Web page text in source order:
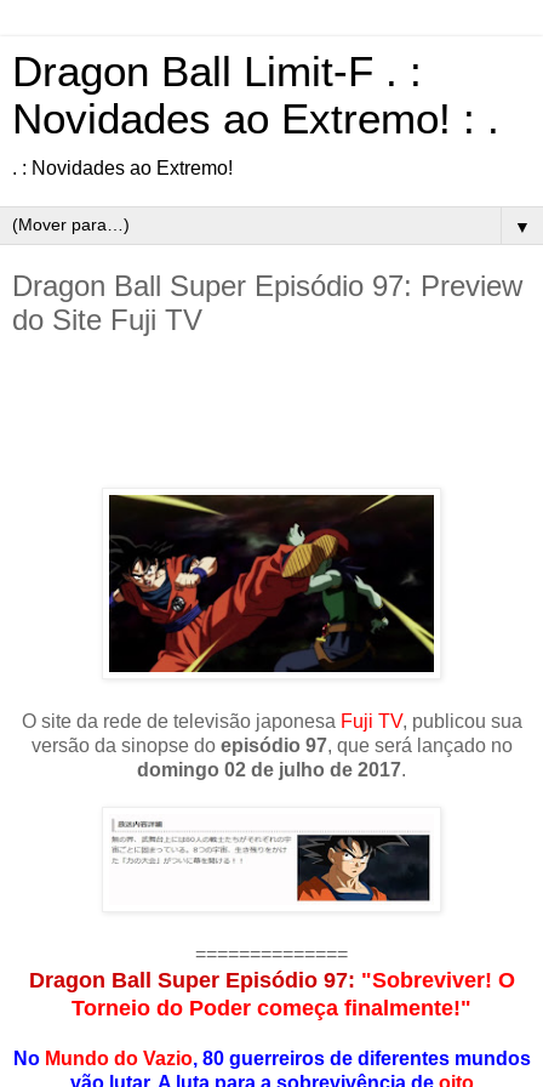
Dragon Ball Limit-F . :
Novidades ao Extremo! : .
. : Novidades ao Extremo!
▼
Dragon Ball Super Episódio 97: Preview
do Site Fuji TV
O site da rede de televisão japonesa Fuji TV, publicou sua
versão da sinopse do episódio 97, que será lançado no
domingo 02 de julho de 2017.
==============
Dragon Ball Super Episódio 97: "Sobreviver! O
Torneio do Poder começa finalmente!"
No Mundo do Vazio, 80 guerreiros de diferentes mundos
vão lutar. A luta para a sobrevivência de oito